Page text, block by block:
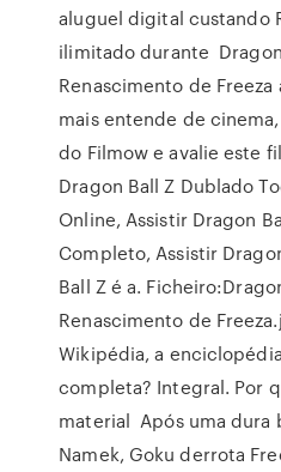
aluguel digital custando
ilimitado durante
Renascimento de
mais entende de
do Filmow e avalie este
Dragon Ball Z Dublado
Online, Assistir Dragon
Completo, Assistir
Ball Z é a.
Renascimento de
Wikipédia, a
completa? Integral. Por
material Após uma dura
Namek, Goku derrota